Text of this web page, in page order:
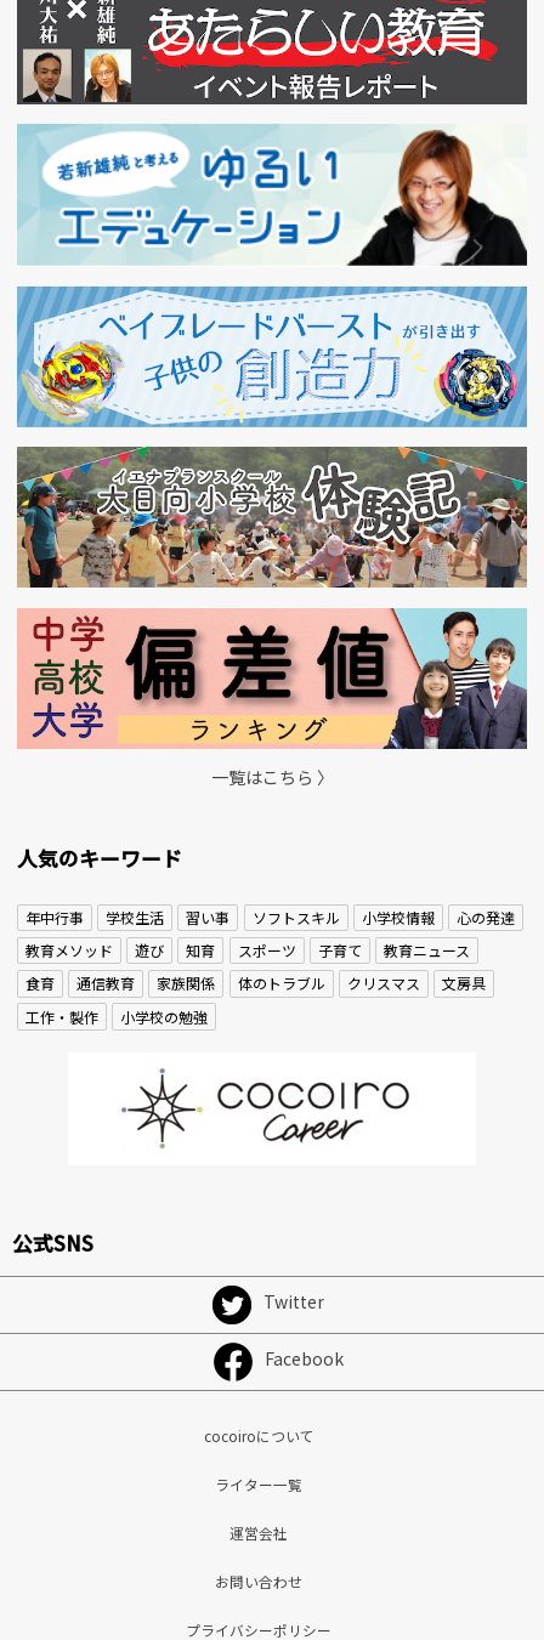
一覧はこちら 〉
人気のキーワード
年中行事 学校生活 習い事 ソフトスキル 小学校情報
心の発達
教育メソッド
遊び 知育 スポーツ 子育て
教育ニュース
食育
通信教育 家族関係 体のトラブル クリスマス
文房具
工作・製作
小学校の勉強
公式SNS
Twitter
Facebook
cocoiroについて
ライター一覧
運営会社
お問い合わせ
プライバシーポリシー